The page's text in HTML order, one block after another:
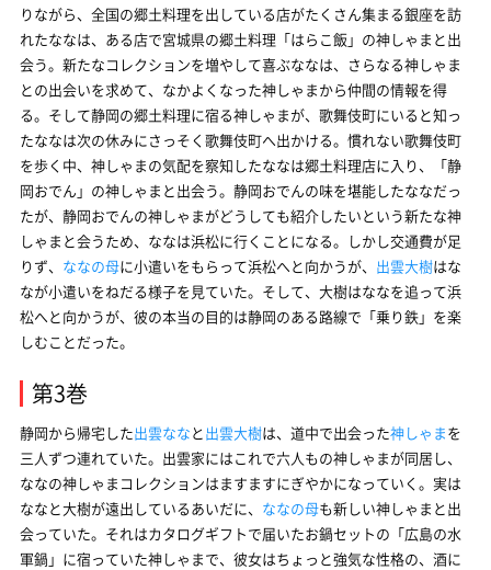
りながら、全国の郷土料理を出している店がたくさん集まる銀座を訪
れたななは、ある店で宮城県の郷土料理「はらこ飯」の神しゃまと出
会う。新たなコレクションを増やして喜ぶななは、さらなる神しゃま
との出会いを求めて、なかよくなった神しゃまから仲間の情報を得
る。そして静岡の郷土料理に宿る神しゃまが、歌舞伎町にいると知っ
たななは次の休みにさっそく歌舞伎町へ出かける。慣れない歌舞伎町
を歩く中、神しゃまの気配を察知したななは郷土料理店に入り、「静
岡おでん」の神しゃまと出会う。静岡おでんの味を堪能したななだっ
たが、静岡おでんの神しゃまがどうしても紹介したいという新たな神
しゃまと会うため、ななは浜松に行くことになる。しかし交通費が足
りず、 ななの母に小遣いをもらって浜松へと向かうが、 出雲大樹はな
なが小遣いをねだる様子を見ていた。そして、大樹はななを追って浜
松へと向かうが、彼の本当の目的は静岡のある路線で「乗り鉄」を楽
しむことだった。
第3巻
静岡から帰宅した出雲ななと出雲大樹は、道中で出会った神しゃまを
三人ずつ連れていた。出雲家にはこれで六人もの神しゃまが同居し、
ななの神しゃまコレクションはますますにぎやかになっていく。実は
ななと大樹が遠出しているあいだに、 ななの母も新しい神しゃまと出
会っていた。それはカタログギフトで届いたお鍋セットの「広島の水
軍鍋」に宿っていた神しゃまで、彼女はちょっと強気な性格の、酒に